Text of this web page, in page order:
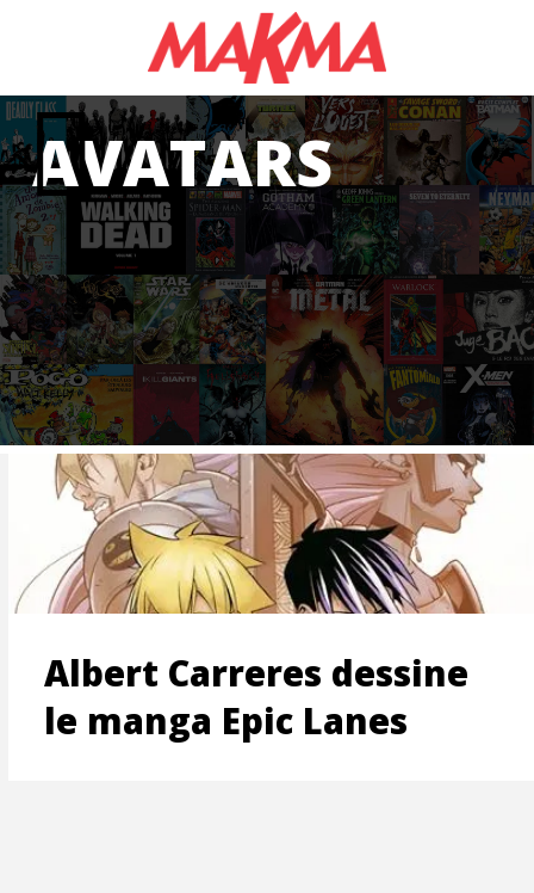
AVATARS
Albert Carreres dessine
le manga Epic Lanes